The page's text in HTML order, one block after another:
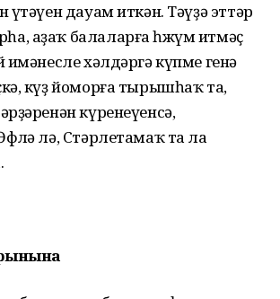
үтәүен дауам иткән. Тәүҙә эттәр
аҙаҡ балаларға һөжүм итмәҫ
хәлдәргә күпме генә
күҙ йоморға тырышһаҡ та,
күренеүенсә,
лә, Стәрлетамаҡ та ла